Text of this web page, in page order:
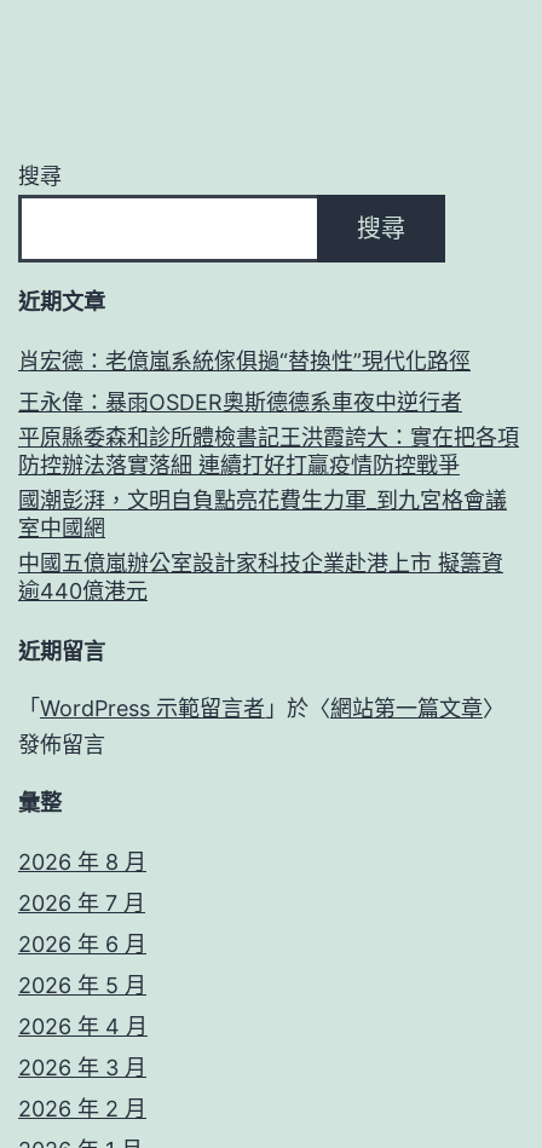
搜尋
搜尋
近期文章
肖宏德：老億嵐系統傢俱撾“替換性”現代化路徑
王永偉：暴雨OSDER奧斯德德系車夜中逆行者
平原縣委森和診所體檢書記王洪霞誇大：實在把各項
防控辦法落實落細 連續打好打贏疫情防控戰爭
國潮彭湃，文明自負點亮花費生力軍_到九宮格會議
室中國網
中國五億嵐辦公室設計家科技企業赴港上市 擬籌資
逾440億港元
近期留言
「 WordPress 示範留言者 」於〈網站第一篇文章〉
發佈留言
彙整
2026 年 8 月
2026 年 7 月
2026 年 6 月
2026 年 5 月
2026 年 4 月
2026 年 3 月
2026 年 2 月